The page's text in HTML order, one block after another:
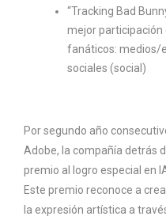
“Tracking Bad
mejor participación
fanáticos: medios/
sociales (social)
Por segundo año
Adobe, la compañía detrás
premio al logro especial en
Este premio reconoce a
la expresión artística a